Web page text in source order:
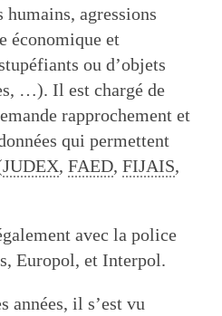
humains, agressions
économique et
ou d’objets
…). Il est chargé de
rapprochement et
qui permettent
JUDEX, FAED, FIJAIS,
avec la police
Europol, et Interpol.
années, il s’est vu